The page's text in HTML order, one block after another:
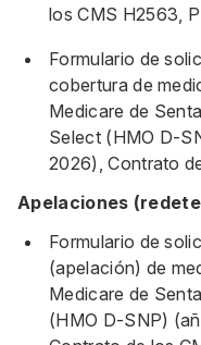
los CMS H2563,
Formulario de
cobertura de
Medicare de
Select (HMO D-
2026), Contrato
Apelaciones
Formulario de
(apelación) de
Medicare de
(HMO D-SNP)